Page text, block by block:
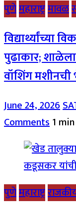
पुणेमहाराष्ट्रमावळ
विद्यार्थ्यांच्या
पुढाकार;
वॉशिंग मशीनची
June 24, 2026
Comments1
पुणेमहाराष्ट्र